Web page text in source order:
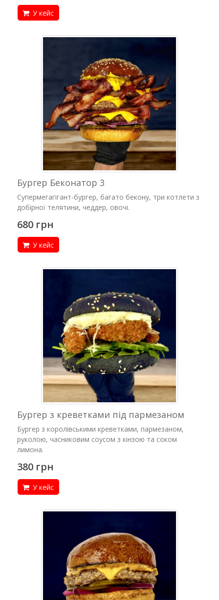
У кейс
Бургер Беконатор 3
Супермегагігант-бургер, багато бекону, три котлети з
добірної телятини, чеддер, овочі.
680 грн
У кейс
Бургер з креветками під пармезаном
Бургер з королівськими креветками, пармезаном,
руколою, часниковим соусом з кінзою та соком
лимона.
380 грн
У кейс